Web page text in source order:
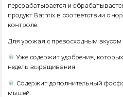
перерабатывается и
продукт Batmix в соответствии с
контроле.
Для урожая с превосходным
📎 Уже содержит удобрения,
недель выращивания.
📎 Содержит дополнительный
мышей.